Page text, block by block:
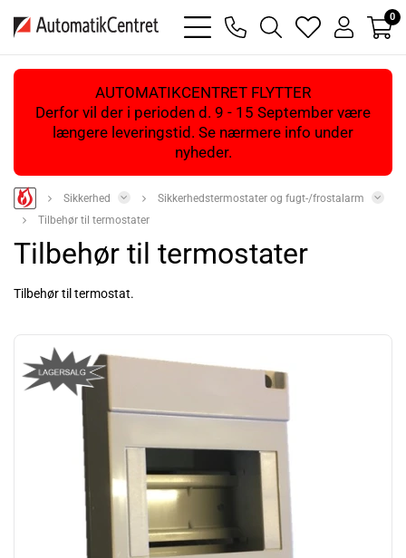
bars
light
phone
magnifying
glass
heart
light
user
light
0
AUTOMATIKCENTRET FLYTTER
Derfor vil der i perioden d. 9 - 15 September være
længere leveringstid. Se nærmere info under
nyheder.
Sikkerhed
Sikkerhedstermostater og fugt-/frostalarm
Tilbehør til termostater
Tilbehør til termostater
Tilbehør til termostat.
Læs mere